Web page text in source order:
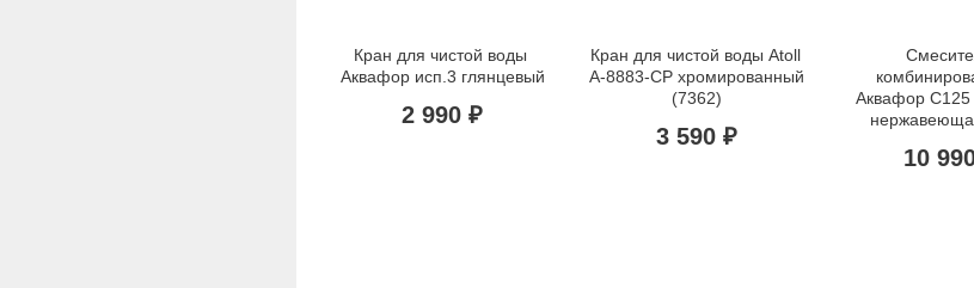
Кран для чистой воды
Аквафор исп.3 глянцевый
2 990 ₽
Кран для чистой воды Atoll
A-8883-СР хромированный
(7362)
3 590 ₽
Аквафор C125
10